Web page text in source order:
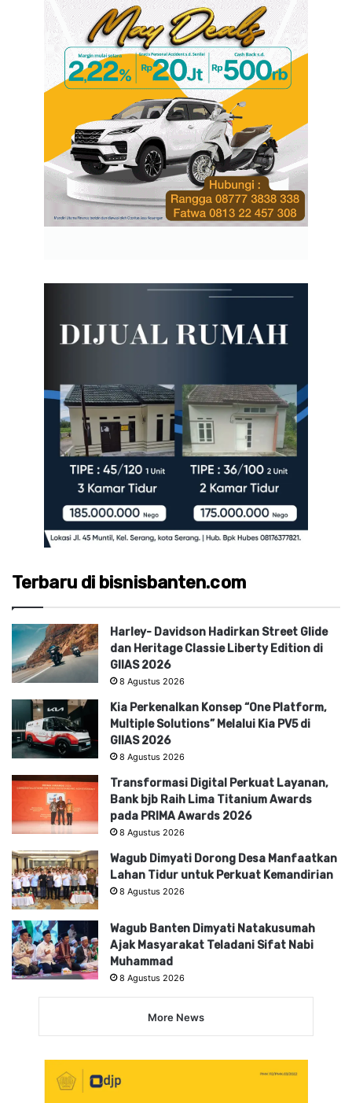
Terbaru di bisnisbanten.com
Harley- Davidson Hadirkan Street Glide
dan Heritage Classie Liberty Edition di
GIIAS 2026
8 Agustus 2026
Kia Perkenalkan Konsep “One Platform,
Multiple Solutions” Melalui Kia PV5 di
GIIAS 2026
8 Agustus 2026
Transformasi Digital Perkuat Layanan,
Bank bjb Raih Lima Titanium Awards
pada PRIMA Awards 2026
8 Agustus 2026
Wagub Dimyati Dorong Desa Manfaatkan
Lahan Tidur untuk Perkuat Kemandirian
8 Agustus 2026
Wagub Banten Dimyati Natakusumah
Ajak Masyarakat Teladani Sifat Nabi
Muhammad
8 Agustus 2026
More News